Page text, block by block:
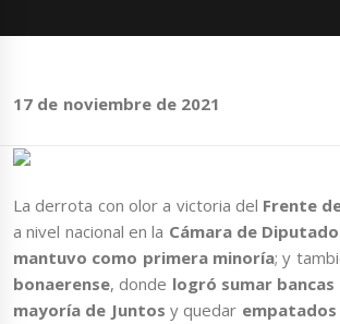
17 de noviembre de 2021
La derrota con olor a victoria del Frente
a nivel nacional en la Cámara de
mantuvo como primera minoría; y
bonaerense, donde logró sumar bancas
mayoría de Juntos y quedar empatados